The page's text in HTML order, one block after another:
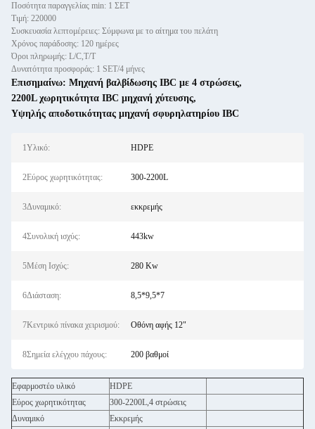
Ποσότητα παραγγελίας min: 1 ΣΕΤ
Τιμή: 220000
Συσκευασία λεπτομέρειες: Σύμφωνα με το αίτημα του πελάτη
Χρόνος παράδοσης: 120 ημέρες
Όροι πληρωμής: L/C,T/T
Δυνατότητα προσφοράς: 1 SET/4 μήνες
Επισημαίνω: Μηχανή βαλβίδωσης IBC με 4 στρώσεις,
2200L χωρητικότητα IBC μηχανή χύτευσης,
Υψηλής αποδοτικότητας μηχανή σφυρηλατηρίου IBC
1Υλικό: HDPE
2Εύρος χωρητικότητας: 300-2200L
3Δυναμικό: εκκρεμής
4Συνολική ισχύς: 443kw
5Μέση Ισχύς: 280 Kw
6Διάσταση: 8,5*9,5*7
7Κεντρικό πίνακα χειρισμού: Οθόνη αφής 12"
8Σημεία ελέγχου πάχους: 200 βαθμοί
Εφαρμοστέο υλικό
HDPE
Εύρος χωρητικότητας
300-2200L,4 στρώσεις
Δυναμικό
Εκκρεμής